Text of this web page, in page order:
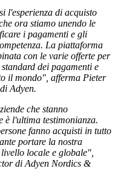
l'esperienza di acquisto
ora stiamo unendo le
i pagamenti e gli
La piattaforma
con le varie offerte per
dei pagamenti e
il mondo", afferma Pieter
Adyen.
che stanno
è l'ultima testimonianza.
fanno acquisti in tutto
portare la nostra
locale e globale",
di Adyen Nordics &